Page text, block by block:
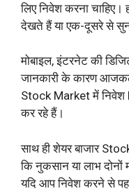
लिए निवेश करना चाहिए।
देखते हैं या एक-दूसरे से
मोबाइल, इंटरनेट की
जानकारी के कारण
Stock Market में निवेश
कर रहे हैं।
साथ ही शेयर बाजार
कि नुकसान या लाभ दोनों
यदि आप निवेश करने से